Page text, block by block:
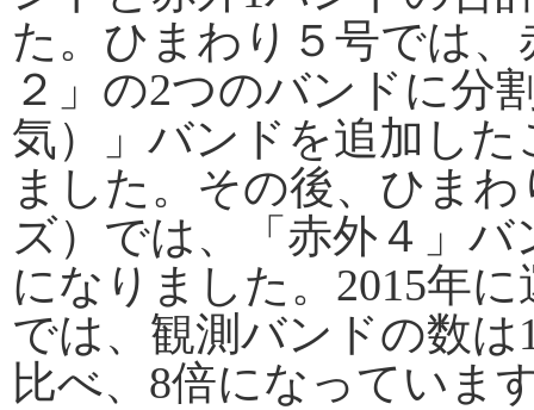
た。ひまわり５号では
２」の2つのバンドに分
気）」バンドを追加し
ました。その後、ひま
ズ）では、「赤外４」
になりました。2015年
では、観測バンドの数
比べ、8倍になっていま